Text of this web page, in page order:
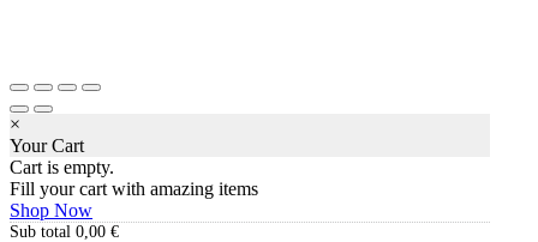
×
Your Cart
Cart is empty.
Fill your cart with amazing items
Shop Now
Sub total 0,00 €